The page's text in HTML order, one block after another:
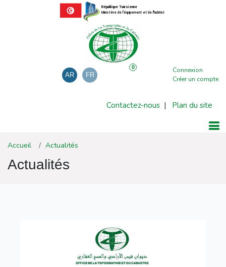
République Tunisienne
Ministère de l'équipement et de l'habitat
0
Connexion
Créer un compte
FR
AR
Contactez-nous | Plan du site
Accueil Actualités
Actualités